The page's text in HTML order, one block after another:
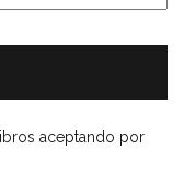
aceptando por